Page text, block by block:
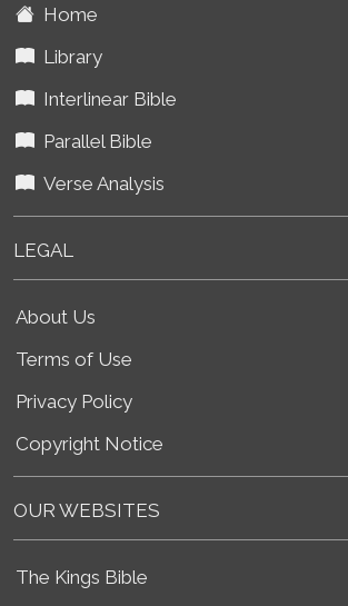
Home
Library
Interlinear Bible
Parallel Bible
Verse Analysis
LEGAL
About Us
Terms of Use
Privacy Policy
Copyright Notice
OUR WEBSITES
The Kings Bible